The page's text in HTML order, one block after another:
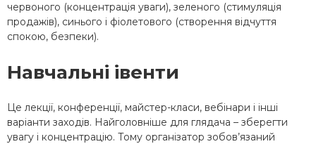
червоного (концентрація уваги), зеленого (стимуляція
продажів), синього і фіолетового (створення відчуття
спокою, безпеки).
Навчальні івенти
Це лекції, конференції, майстер-класи, вебінари і інші
варіанти заходів. Найголовніше для глядача – зберегти
увагу і концентрацію. Тому організатор зобов’язаний